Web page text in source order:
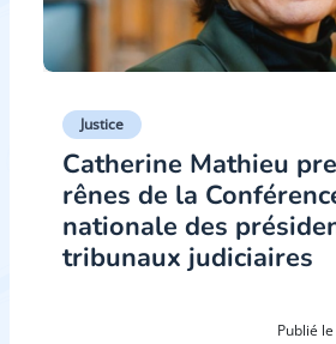
Justice
Catherine Mathieu
rênes de la
nationale des
tribunaux judiciaires
Publié